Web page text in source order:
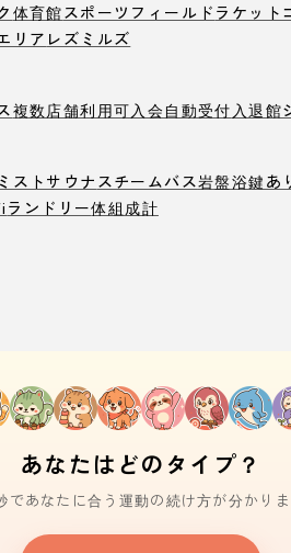
体育館スポーツフィールド ラケット
リア レズミルズ
複数店舗利用可入会自動受付 入退館
ミストサウナ スチームバス岩盤浴鍵あ
ランドリー体組成計
あなたはどのタイプ？
であなたに合う運動の続け方が分かり